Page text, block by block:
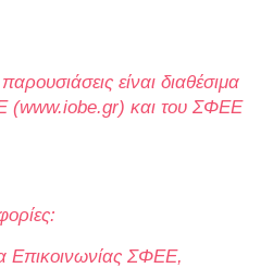
είναι διαθέσιμα
(www.iobe.gr) και του ΣΦΕΕ
Επικοινωνίας ΣΦΕΕ,